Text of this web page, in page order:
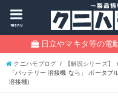
menu
日立やマキタ等の電
クニハモブログ
【解説シリーズ】
「バッテリー 溶接機 なら」 ポータ
溶接機)